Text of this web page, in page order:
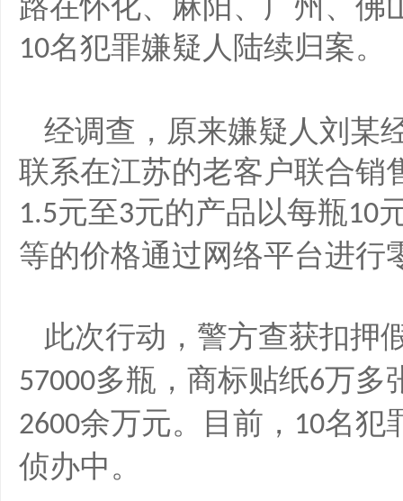
路在怀化、麻阳、广州、佛
10名犯罪嫌疑人陆续归案。
经调查，原来嫌疑人刘某
联系在江苏的老客户联合销
1.5元至3元的产品以每瓶10
等的价格通过网络平台进行
此次行动，警方查获扣押
57000多瓶，商标贴纸6万多
2600余万元。目前， 10名犯
侦办中。